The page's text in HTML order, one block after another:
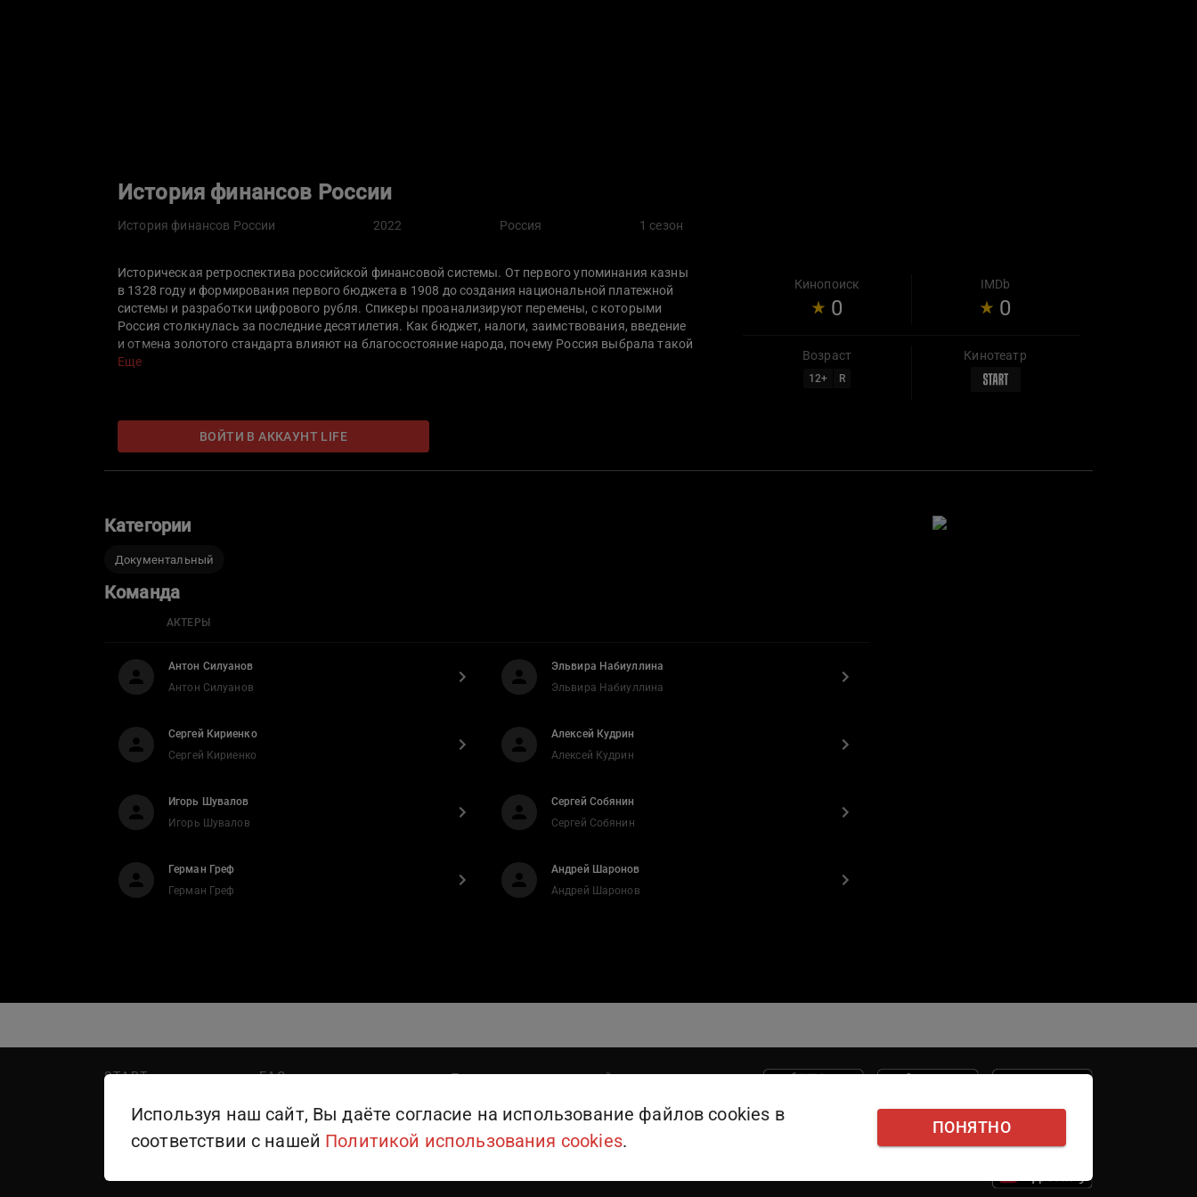
История финансов России
История финансов России 2022 Россия 1 сезон
Историческая ретроспектива российской финансовой системы. От первого упоминания казны
в 1328 году и формирования первого бюджета в 1908 до создания национальной платежной
системы и разработки цифрового рубля. Спикеры проанализируют перемены, с которыми
Россия столкнулась за последние десятилетия. Как бюджет, налоги, заимствования, введение
и отмена золотого стандарта влияют на благосостояние народа, почему Россия выбрала такой
путь развития в 90-е годы, можно ли было избежать «черного вторника» 1998 года и нужен ли
Еще
Кинопоиск
0
IMDb
0
Возраст
12+ R
Кинотеатр
ВОЙТИ В АККАУНТ LIFE
Категории
Документальный
Команда
АКТЕРЫ
Антон Силуанов
Антон Силуанов
Эльвира Набиуллина
Эльвира Набиуллина
Сергей Кириенко
Сергей Кириенко
Алексей Кудрин
Алексей Кудрин
Игорь Шувалов
Игорь Шувалов
Сергей Собянин
Сергей Собянин
Герман Греф
Герман Греф
Андрей Шаронов
Андрей Шаронов
START
FAQ
Поддержка пользователей
Используя наш сайт, Вы даёте согласие на использование файлов cookies в
соответствии с нашей Политикой использования cookies.
ПОНЯТНО